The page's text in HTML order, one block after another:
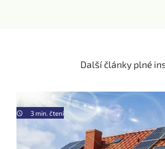
Další články plné
3 min. čtení